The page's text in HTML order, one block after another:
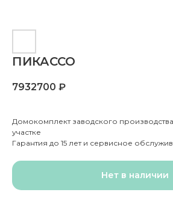
ПИКАССО
7932700 ₽
Домокомплект заводского
участке
Гарантия до 15 лет и сервисное
Нет в наличии